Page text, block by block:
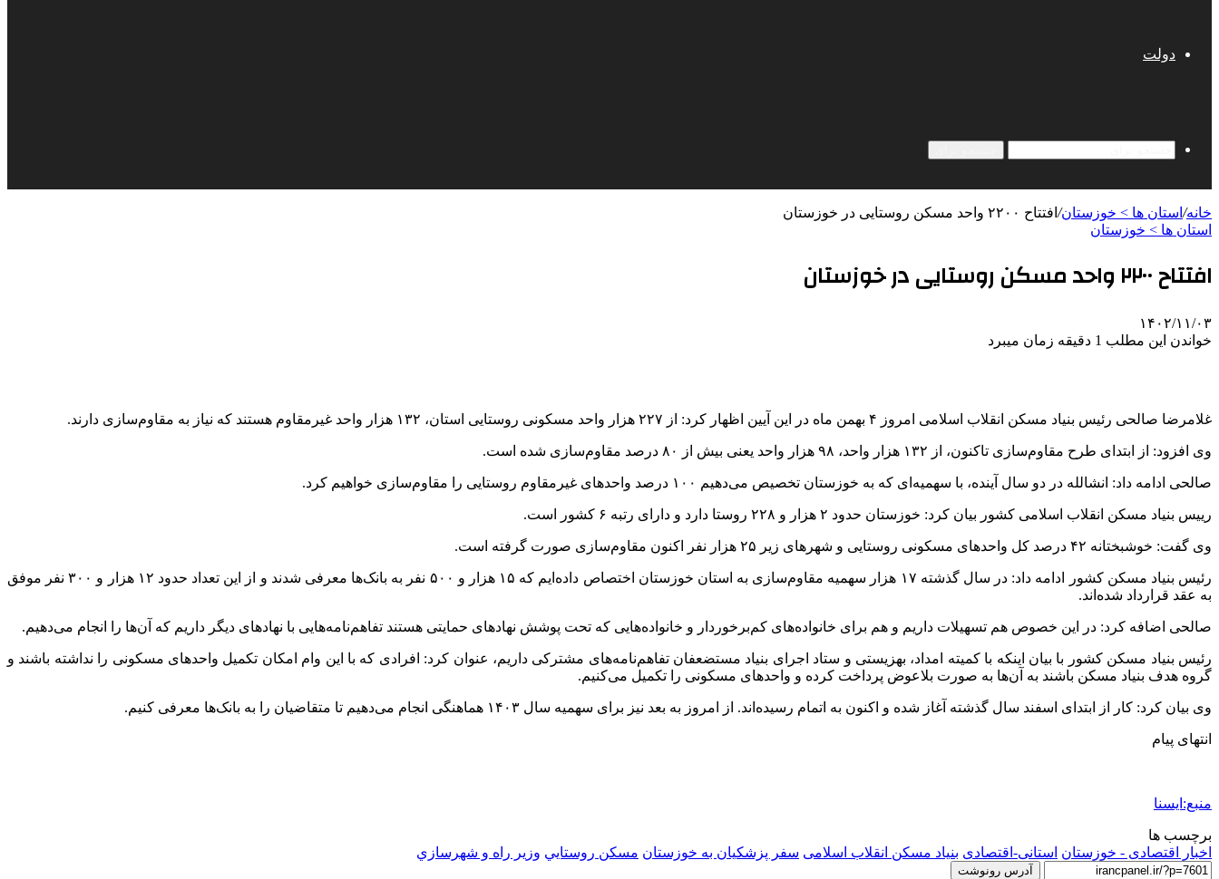
دولت
خانه/ استان ها > خوزستان/ افتتاح ۲۲۰۰ واحد مسکن روستایی در خوزستان
استان ها > خوزستان
افتتاح ۲۲۰۰ واحد مسکن روستایی در خوزستان
۱۴۰۲/۱۱/۰۳
خواندن این مطلب 1 دقیقه زمان میبرد
غلامرضا صالحی رئیس بنیاد مسکن انقلاب اسلامی امروز ۴ بهمن ماه در این آیین اظهار کرد: از ۲۲۷ هزار واحد مسکونی روستایی استان، ۱۳۲ هزار واحد غیرمقاوم هستند که نیاز به مقاوم‌سازی دارند.‌
وی افزود: از ابتدای طرح مقاوم‌سازی تاکنون، از ۱۳۲ هزار واحد، ۹۸ هزار واحد یعنی بیش از ۸۰ درصد مقاوم‌سازی شده است.
صالحی ادامه داد: انشالله در دو سال آینده، با سهمیه‌ای که به خوزستان تخصیص می‌دهیم ۱۰۰ درصد واحدهای غیرمقاوم روستایی را مقاوم‌سازی خواهیم کرد.
رییس بنیاد مسکن انقلاب اسلامی کشور بیان کرد: خوزستان حدود ۲ هزار و ۲۲۸ روستا دارد و دارای رتبه ۶ کشور است.
وی گفت: خوشبختانه ۴۲ درصد کل واحدهای مسکونی روستایی و شهرهای زیر ۲۵ هزار نفر اکنون مقاوم‌سازی صورت گرفته است.
رئیس بنیاد مسکن کشور ادامه داد: در سال گذشته ۱۷ هزار سهمیه مقاوم‌سازی به استان خوزستان اختصاص داده‌ایم که ۱۵ هزار و ۵۰۰ نفر به بانک‌ها معرفی شدند و از این تعداد حدود ۱۲ هزار و ۳۰۰ نفر موفق
به عقد قرارداد شده‌اند.
صالحی اضافه کرد: در این خصوص هم تسهیلات داریم و هم برای خانواده‌های کم‌برخوردار و خانواده‌هایی که تحت پوشش نهادهای حمایتی هستند تفاهم‌نامه‌هایی با نهادهای دیگر داریم که آن‌ها را انجام می‌دهیم.
رئیس بنیاد مسکن کشور با بیان اینکه با کمیته امداد، بهزیستی و ستاد اجرای بنیاد مستضعفان تفاهم‌نامه‌های مشترکی داریم، عنوان کرد: افرادی که با این وام امکان تکمیل واحدهای مسکونی را نداشته باشند و
گروه هدف بنیاد مسکن باشند به آن‌ها به صورت بلاعوض پرداخت کرده و واحدهای مسکونی را تکمیل می‌کنیم.
وی بیان کرد: کار از ابتدای اسفند سال گذشته آغاز شده و اکنون به اتمام رسیده‌اند. از امروز به بعد نیز برای سهمیه سال ۱۴۰۳ هماهنگی انجام می‌دهیم تا متقاضیان را به بانک‌ها معرفی کنیم.
انتهای پیام
منبع:ایسنا
برچسب ها
اخبار اقتصادی - خوزستان استانی-اقتصادی بنیاد مسکن انقلاب اسلامی سفر پزشکیان به خوزستان مسكن روستايي وزير راه و شهرسازي
آدرس رونوشت